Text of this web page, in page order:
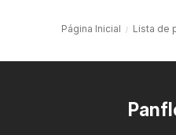
Página Inicial Lista de